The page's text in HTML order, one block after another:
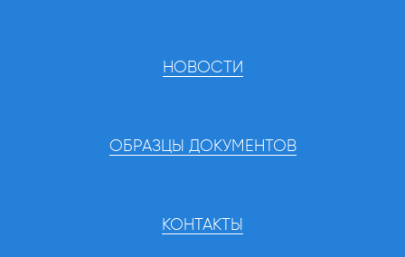
НОВОСТИ
ОБРАЗЦЫ ДОКУМЕНТОВ
КОНТАКТЫ